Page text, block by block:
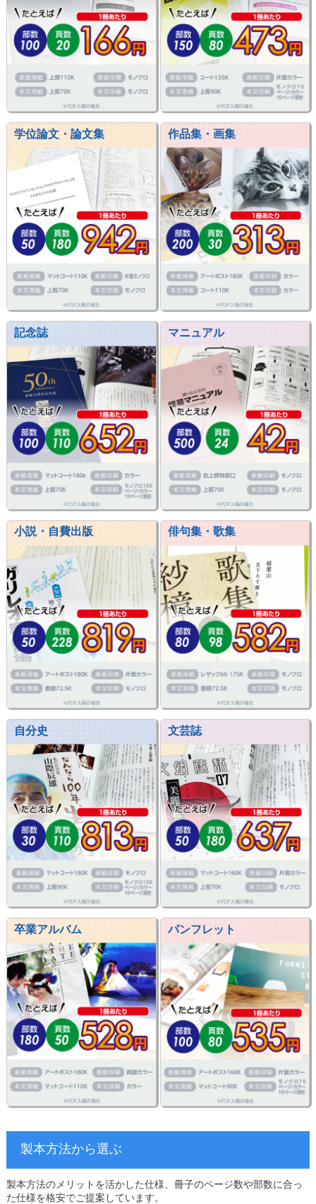
学位論文・論文集 作品集・画集
記念誌 マニュアル
小説・自費出版 俳句集・歌集
自分史 文芸誌
卒業アルバム パンフレット
製本方法から選ぶ
製本方法のメリットを活かした仕様、冊子のページ数や部数に合っ
た仕様を格安でご提案しています。